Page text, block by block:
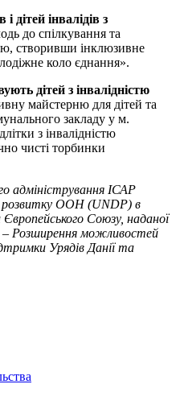
дітей інвалідів з
до спілкування та
створивши інклюзивне
коло єднання».
дітей з інвалідністю
майстерню для дітей та
закладу у м.
з інвалідністю
чисті торбинки
адміністрування ІСАР
розвитку ООН (UNDP) в
Європейського Союзу, наданої
Розширення можливостей
Урядів Данії та